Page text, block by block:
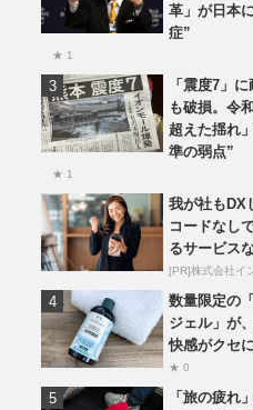
革」が日本
症”
★ 1
「震度7」
も破損。令
超えた揺れ
準の弱点”
★ 1
我が社もDX
コードなし
るサービス
[PR]株式会社イ
数量限定の
ジェル」が
快感がクセ
★ 0
「旅の疲れ